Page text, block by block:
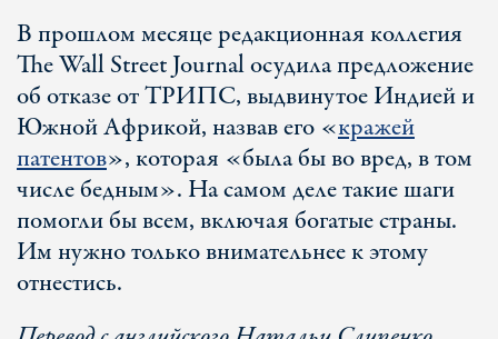
В прошлом месяце редакционная коллегия
The Wall Street Journal осудила предложение
об отказе от ТРИПС, выдвинутое Индией и
Южной Африкой, назвав его «кражей
патентов», которая «была бы во вред, в том
числе бедным». На самом деле такие шаги
помогли бы всем, включая богатые страны.
Им нужно только внимательнее к этому
отнестись.